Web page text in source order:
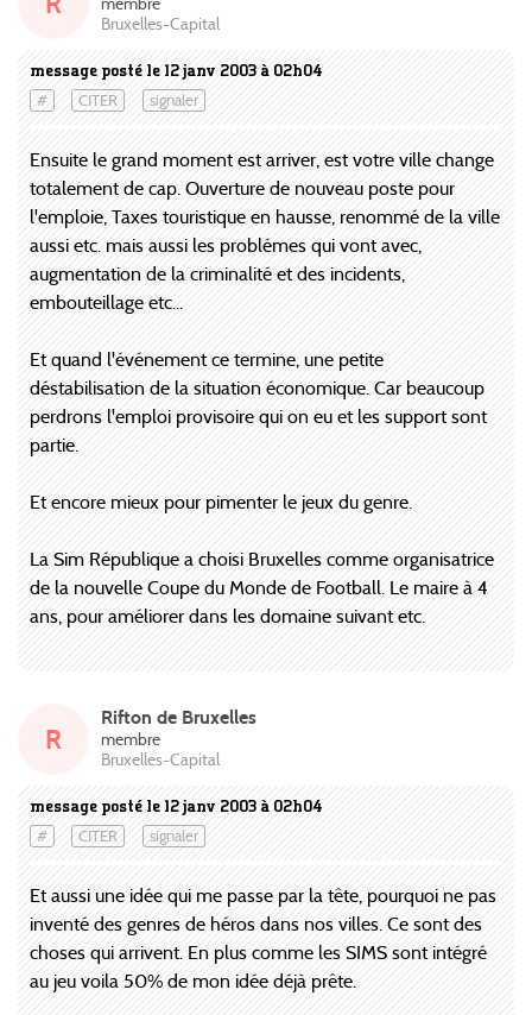
message posté le 12 janv 2003 à 02h04
# CITER signaler
membre
Bruxelles-Capital
Ensuite le grand moment est arriver, est votre ville change
totalement de cap. Ouverture de nouveau poste pour
l'emploie, Taxes touristique en hausse, renommé de la ville
aussi etc. mais aussi les problémes qui vont avec,
augmentation de la criminalité et des incidents,
embouteillage etc...
Et quand l'événement ce termine, une petite
déstabilisation de la situation économique. Car beaucoup
perdrons l'emploi provisoire qui on eu et les support sont
partie.
Et encore mieux pour pimenter le jeux du genre.
La Sim République a choisi Bruxelles comme organisatrice
de la nouvelle Coupe du Monde de Football. Le maire à 4
ans, pour améliorer dans les domaine suivant etc.
message posté le 12 janv 2003 à 02h04
# CITER signaler
R
Rifton de Bruxelles
membre
Bruxelles-Capital
Et aussi une idée qui me passe par la tête, pourquoi ne pas
inventé des genres de héros dans nos villes. Ce sont des
choses qui arrivent. En plus comme les SIMS sont intégré
au jeu voila 50% de mon idée déjà prête.